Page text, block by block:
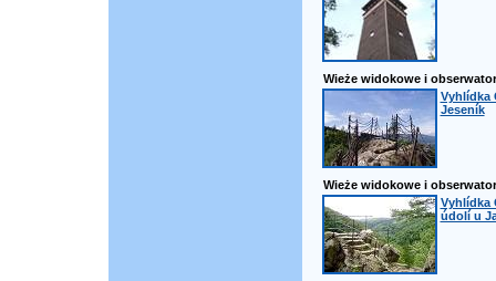
Wieże widokowe i
Vyhlídka
Jeseník
Wieże widokowe i
Vyhlídka
údolí u